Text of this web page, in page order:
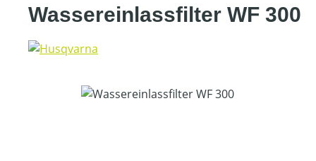
Wassereinlassfilter WF 300
Bildergalerie überspringen